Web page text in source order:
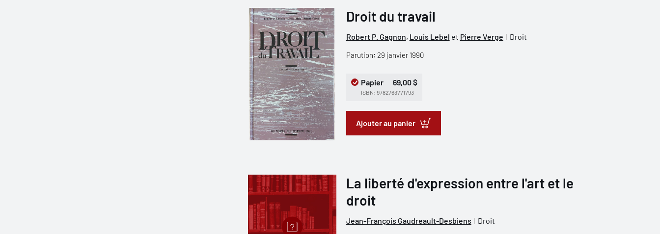
Droit du travail
Robert P. Gagnon, Louis Lebel et Pierre Verge Droit
Parution: 29 janvier 1990
Papier 69,00 $
ISBN: 9782763771793
Ajouter au panier
La liberté d'expression entre l'art et le
droit
Jean-François Gaudreault-Desbiens Droit